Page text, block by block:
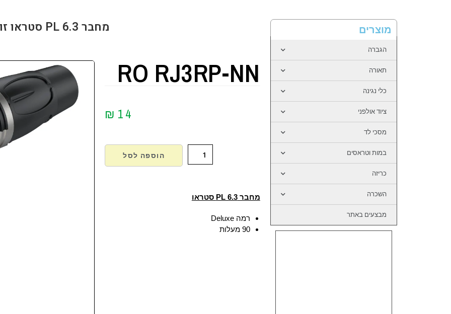
מוצרים
הגברה
תאורה
כלי נגינה
ציוד אולפני
מסכי לד
במות וטראסים
כריזה
השכרה
מבצעים באתר
מחבר PL 6.3 סטראו זווית
RO RJ3RP-NN
₪ 14
הוספה לסל
מחבר PL 6.3 סטראו
רמה Deluxe
90 מעלות